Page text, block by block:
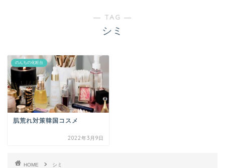
― TAG ―
シミ
のんちの化粧台
肌荒れ対策韓国コスメ
2022年3月9日
HOME シミ